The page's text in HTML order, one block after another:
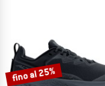
fino al 25%